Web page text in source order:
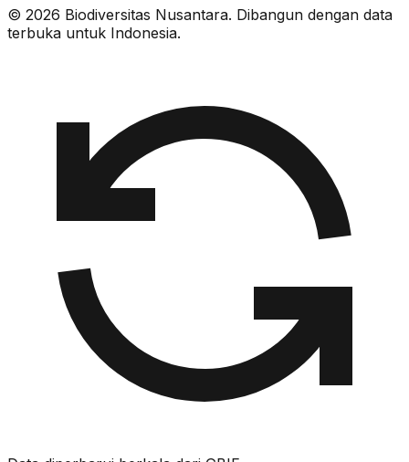
© 2026 Biodiversitas Nusantara. Dibangun dengan data
terbuka untuk Indonesia.